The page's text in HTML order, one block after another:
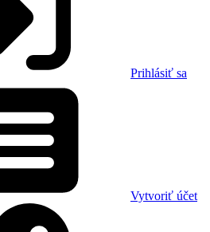
Prihlásiť sa
Vytvoriť účet